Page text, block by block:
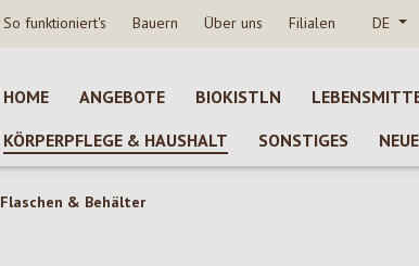
So funktioniert's Bauern Über uns Filialen DE
HOME ANGEBOTE BIOKISTLN
KÖRPERPFLEGE & HAUSHALT
SONSTIGES
Flaschen & Behälter